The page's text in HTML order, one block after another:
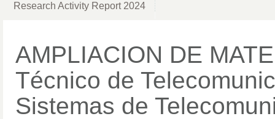
Research Activity Report 2024
AMPLIACION DE
Técnico de
Sistemas de